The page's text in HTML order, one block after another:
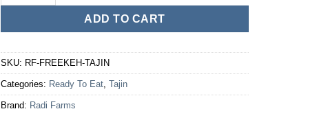
ADD TO CART
SKU: RF-FREEKEH-TAJIN
Categories: Ready To Eat Tajin
Brand: Radi Farms